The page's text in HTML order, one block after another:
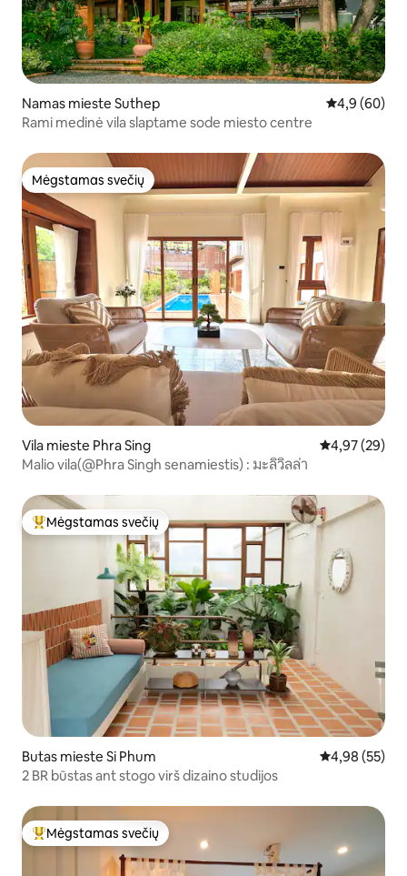
Namas mieste Suthep Vidutinis
4,9 (60)
Rami medinė vila slaptame sode miesto centre
Mėgstamas svečių
Mėgstamas svečių
Vila mieste Phra Sing Vidutinis
4,97 (29)
Malio vila(@Phra Singh senamiestis) : มะลิวิลล่า
Svečių mėgstamiausias
Mėgstamas svečių
Butas mieste Si Phum Vidutinis
4,98 (55)
2 BR būstas ant stogo virš dizaino studijos
Svečių mėgstamiausias
Mėgstamas svečių